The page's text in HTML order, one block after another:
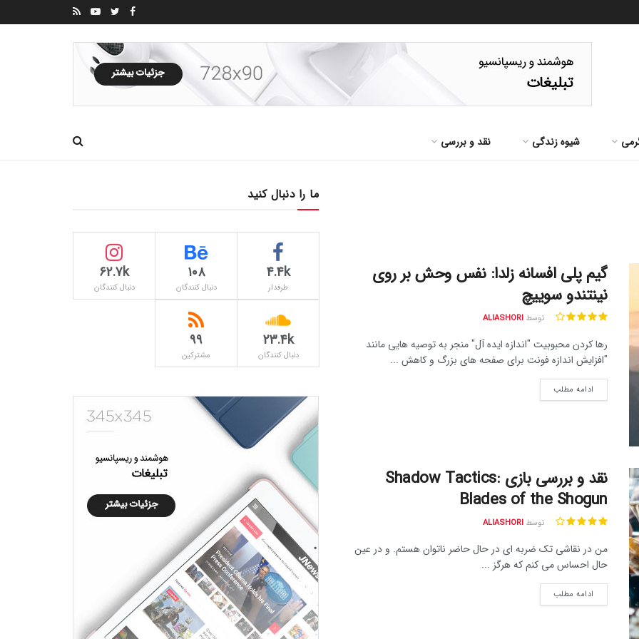
شیوه زندگی نقد و بررسی
گیم پلی افسانه زلدا: نفس وحش بر روی
نینتندو سوییچ
توسط ALIASHORI
رها کردن محبوبیت "اندازه ایده آل" منجر به توصیه هایی مانند
"افزایش اندازه فونت برای صفحه های بزرگ و کاهش ...
ادامه مطلب
نقد و بررسی بازی Shadow Tactics:
Blades of the Shogun
توسط ALIASHORI
من در نقاشی تک ضربه ای در حال حاضر ناتوان هستم. و در عین
حال احساس می کنم که هرگز ...
ادامه مطلب
ما را دنبال کنید
4.4k
طرفدار
۱۰۸
دنبال کنندگان
62.7k
دنبال کنندگان
23.4k
دنبال کنندگان
۹۹
مشترکین